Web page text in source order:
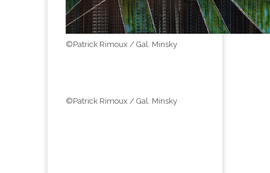
©Patrick Rimoux / Gal. Minsky
©Patrick Rimoux / Gal. Minsky